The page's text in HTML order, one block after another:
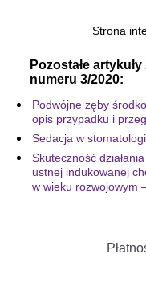
Strona
Pozostałe artykuły
numeru 3/2020:
Podwójne zęby
opis przypadku i
Sedacja w
Skuteczność
ustnej indukowanej
w wieku rozwojowym